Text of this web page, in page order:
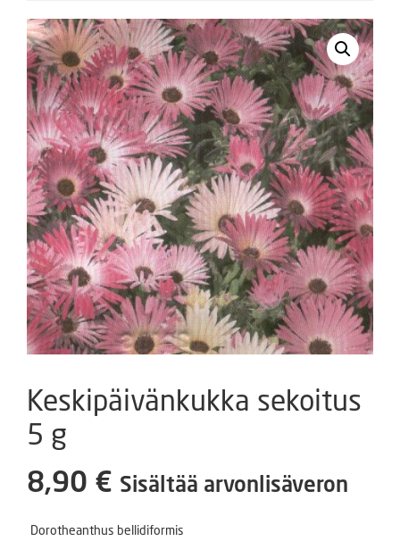
Keskipäivänkukka sekoitus
5 g
8,90 € Sisältää arvonlisäveron
Dorotheanthus bellidiformis